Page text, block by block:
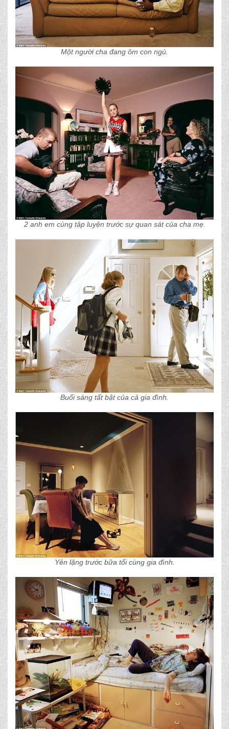
Một người cha đang ôm con ngủ.
2 anh em cùng tập luyện trước sự quan sát của cha mẹ.
Buổi sáng tất bật của cả gia đình.
Yên lặng trước bữa tối cùng gia đình.